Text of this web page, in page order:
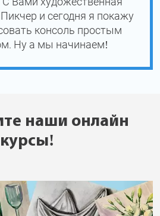
и сегодня я покажу
консоль простым
Ну а мы начинаем!
наши онлайн
курсы!